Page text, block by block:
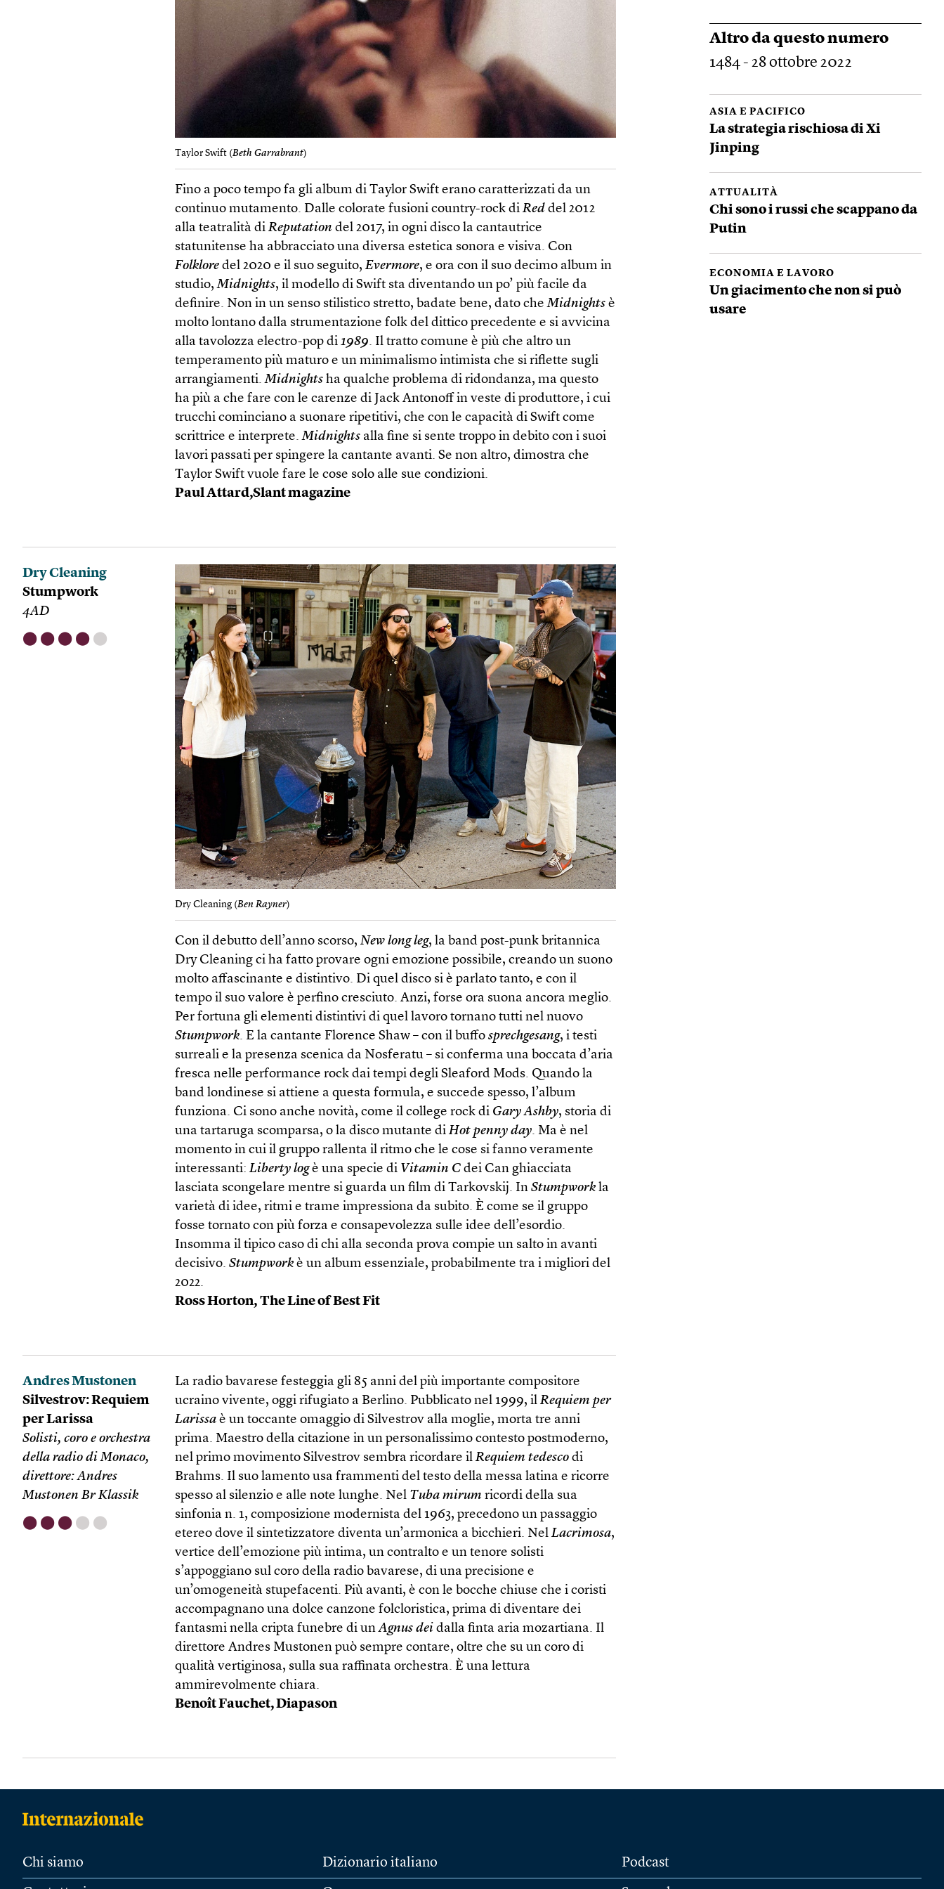
Taylor Swift (Beth Garrabrant)
Fino a poco tempo fa gli album di Taylor Swift erano caratterizzati da un
continuo mutamento. Dalle colorate fusioni country-rock diRed del 2012
alla teatralità diReputation del 2017, in ogni disco la cantautrice
statunitense ha abbracciato una diversa estetica sonora e visiva. Con
Folklore del 2020 e il suo seguito,Evermore, e ora con il suo decimo album in
studio,Midnights, il modello di Swift sta diventando un po’ più facile da
definire. Non in un senso stilistico stretto, badate bene, dato cheMidnights è
molto lontano dalla strumentazione folk del dittico precedente e si avvicina
alla tavolozza electro-pop di1989. Il tratto comune è più che altro un
temperamento più maturo e un minimalismo intimista che si riflette sugli
arrangiamenti.Midnights ha qualche problema di ridondanza, ma questo
ha più a che fare con le carenze di Jack Antonoff in veste di produttore, i cui
trucchi cominciano a suonare ripetitivi, che con le capacità di Swift come
scrittrice e interprete.Midnights alla fine si sente troppo in debito con i suoi
lavori passati per spingere la cantante avanti. Se non altro, dimostra che
Taylor Swift vuole fare le cose solo alle sue condizioni.
Paul Attard,Slant magazine
Dry Cleaning
Stumpwork
4AD
⬤ ⬤ ⬤ ⬤ ⬤
Dry Cleaning (Ben Rayner)
Con il debutto dell’anno scorso,New long leg, la band post-punk britannica
Dry Cleaning ci ha fatto provare ogni emozione possibile, creando un suono
molto affascinante e distintivo. Di quel disco si è parlato tanto, e con il
tempo il suo valore è perfino cresciuto. Anzi, forse ora suona ancora meglio.
Per fortuna gli elementi distintivi di quel lavoro tornano tutti nel nuovo
Stumpwork. E la cantante Florence Shaw – con il buffosprech­gesang, i testi
surreali e la presenza scenica da Nosferatu – si conferma una boccata d’aria
fresca nelle performance rock dai tempi degli Sleaford Mods. Quando la
band londinese si attiene a questa formula, e succede spesso, l’album
funziona. Ci sono anche novità, come il college rock di Gary Ashby, storia di
una tartaruga scomparsa, o la disco mutante diHot penny day. Ma è nel
momento in cui il gruppo rallenta il ritmo che le cose si fanno veramente
interessanti:Liberty logè una specie di Vitamin C dei Can ghiacciata
lasciata scongelare mentre si guarda un film di Tarkovskij. InStumpwork la
varietà di idee, ritmi e trame impressiona da subito. È come se il gruppo
fosse tornato con più forza e consapevolezza sulle idee dell’esordio.
Insomma il tipico caso di chi alla seconda prova compie un salto in avanti
decisivo.Stumpwork è un album essenziale, probabilmente tra i migliori del
2022.
Ross Horton, The Line of Best Fit
Andres Mustonen
Silvestrov: Requiem
per Larissa
Solisti, coro e orchestra
della radio di Monaco,
direttore: Andres
Mustonen Br Klassik
⬤ ⬤ ⬤ ⬤ ⬤
La radio bavarese festeggia gli 85 anni del più importante compositore
ucraino vivente, oggi rifugiato a Berlino. Pubblicato nel 1999, ilRequiem per
Larissa è un toccante omaggio di Silvestrov alla moglie, morta tre anni
prima. Maestro della citazione in un personalissimo contesto postmoderno,
nel primo movimento Silvestrov sembra ricordare ilRequiem tedesco di
Brahms. Il suo lamento usa frammenti del testo della messa latina e ricorre
spesso al silenzio e alle note lunghe. Nel Tuba mirum ricordi della sua
sinfonia n. 1, composizione modernista del 1963, precedono un passaggio
etereo dove il sintetizzatore diventa un’armonica a bicchieri. NelLacrimosa,
vertice dell’emozione più intima, un contralto e un tenore solisti
s’appoggiano sul coro della radio bavarese, di una precisione e
un’omogeneità stupefacenti. Più avanti, è con le bocche chiuse che i coristi
accompagnano una dolce canzone folcloristica, prima di diventare dei
fantasmi nella cripta funebre di unAgnus dei dalla finta aria mozartiana. Il
direttore Andres Mustonen può sempre contare, oltre che su un coro di
qualità vertiginosa, sulla sua raffinata orchestra. È una lettura
ammirevolmente chiara.
Benoît Fauchet, Diapason
Altro da questo numero
1484 - 28 ottobre 2022
ASIA E PACIFICO
La strategia rischiosa di Xi
Jinping
ATTUALITÀ
Chi sono i russi che scappano da
Putin
ECONOMIA E LAVORO
Un giacimento che non si può
usare
Chi siamo Dizionario italiano Podcast